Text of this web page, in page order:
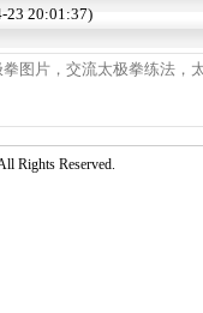
23 20:01:37)
图片，交流太极拳练法，
Rights Reserved.